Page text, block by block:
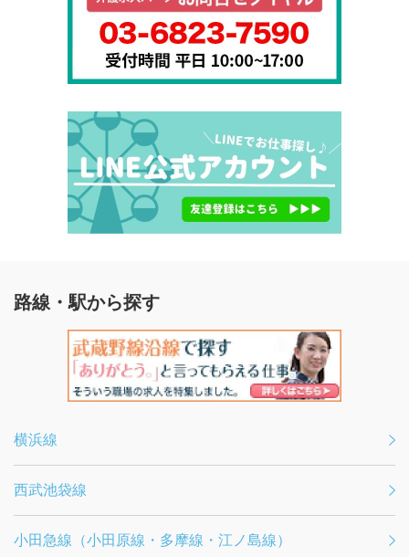
路線・駅から探す
横浜線
西武池袋線
小田急線（小田原線・多摩線・江ノ島線）